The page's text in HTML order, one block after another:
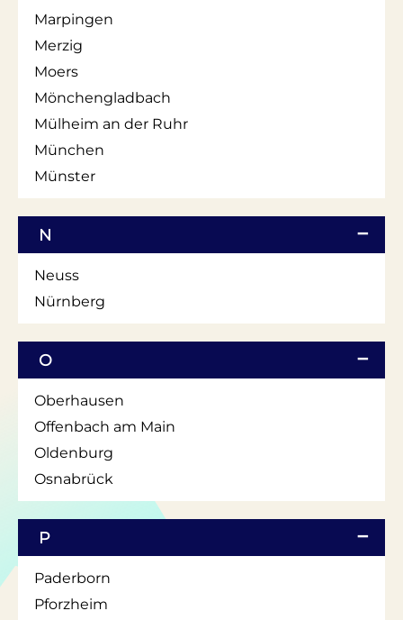
Marpingen
Merzig
Moers
Mönchengladbach
Mülheim an der Ruhr
München
Münster
N
Neuss
Nürnberg
O
Oberhausen
Offenbach am Main
Oldenburg
Osnabrück
P
Paderborn
Pforzheim